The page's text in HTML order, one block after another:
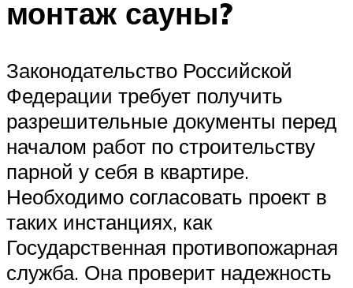
монтаж сауны?
Законодательство Российской
Федерации требует получить
разрешительные документы перед
началом работ по строительству
парной у себя в квартире.
Необходимо согласовать проект в
таких инстанциях, как
Государственная противопожарная
служба. Она проверит надежность